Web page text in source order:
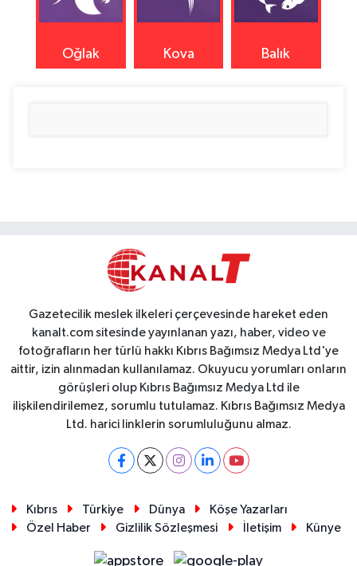
Oğlak Kova Balık
Gazetecilik meslek ilkeleri çerçevesinde hareket eden
kanalt.com sitesinde yayınlanan yazı, haber, video ve
fotoğrafların her türlü hakkı Kıbrıs Bağımsız Medya Ltd'ye
aittir, izin alınmadan kullanılamaz. Okuyucu yorumları onların
görüşleri olup Kıbrıs Bağımsız Medya Ltd ile
ilişkilendirilemez, sorumlu tutulamaz. Kıbrıs Bağımsız Medya
Ltd. harici linklerin sorumluluğunu almaz.
Kıbrıs Türkiye Dünya
Köşe Yazarları
Özel Haber
Gizlilik Sözleşmesi İletişim Künye